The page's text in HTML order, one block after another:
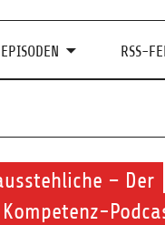
EPISODEN RSS-
– Der